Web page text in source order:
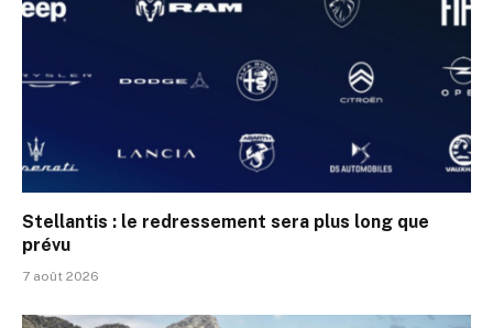
Stellantis : le redressement sera plus long que
prévu
7 août 2026